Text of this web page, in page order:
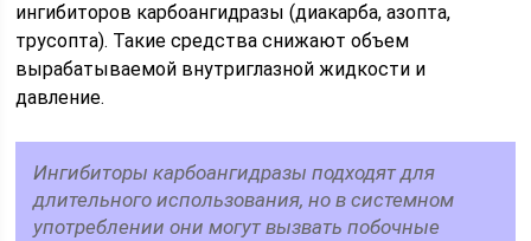
ингибиторов карбоангидразы (диакарба, азопта,
трусопта). Такие средства снижают объем
вырабатываемой внутриглазной жидкости и
давление.
Ингибиторы карбоангидразы подходят для
длительного использования, но в системном
употреблении они могут вызвать побочные